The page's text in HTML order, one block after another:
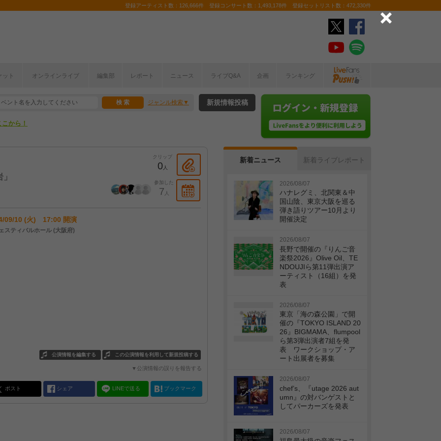
登録アーティスト数：126,666件 登録コンサート数：1,493,178件 登録セットリスト数：472,330件
ット オンラインライブ 編集部 レポート ニュース ライブQ&A 企画 ランキング
ジャンル検索
半期編発表！
から！
新規情報投稿
クリップ
0人
参加した
7 人
09/10 (火) 17:00 開演
スティバルホール (大阪府)
この公演情報を利用して新規投稿する
公演情報を編集する
▼公演情報の誤りを報告する
ポスト シェア LINEで送る ブックマーク
新着ニュース 新着ライブレポート
2026/08/07
ハナレグミ、北関東＆中
国山陰、東京大阪を巡る
弾き語りツアー10月より
開催決定
2026/08/07
長野で開催の『りんご音
楽祭2026』Olive Oil、TE
NDOUJIら第11弾出演ア
ーティスト（16組）を発
表
2026/08/07
東京「海の森公園」で開
催の『TOKYO ISLAND 20
26』BIGMAMA、flumpool
ら第3弾出演者7組を発
表 ワークショップ・ア
ート出展者を募集
2026/08/07
chef’s、『utage 2026 aut
umn』の対バンゲストと
してパーカーズを発表
2026/08/07